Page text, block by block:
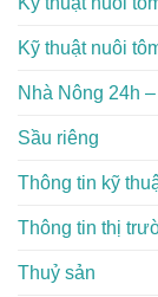
Kỹ thuật nuôi
Nhà Nông 24h
Sầu riêng
Thông tin kỹ
Thông tin thị
Thuỷ sản